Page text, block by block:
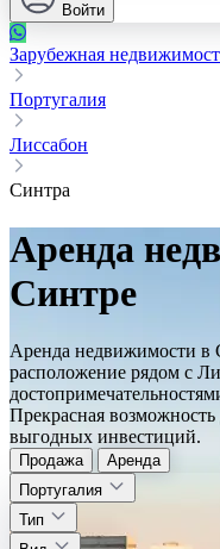
Войти
Зарубежная
Португалия
Лиссабон
Синтра
Аренда
Синтре
Аренда недвижимости в
расположение рядом с
Прекрасная
выгодных инвестиций.
Продажа
Аренда
Португалия
Тип